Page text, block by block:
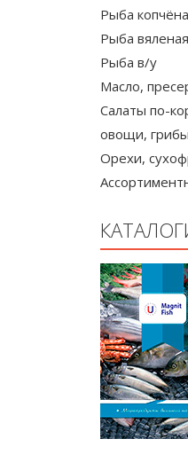
Рыба
Рыба вяленая
Рыба в/у
Масло,
Салаты по-
овощи, грибы
Орехи,